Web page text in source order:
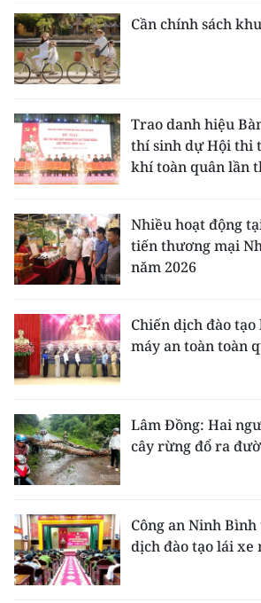
Cần chính sách
Trao danh hiệu
thí sinh dự Hội thi
khí toàn quân lần
Nhiều hoạt động
tiến thương mại
năm 2026
Chiến dịch đào
máy an toàn toàn
Lâm Đồng: Hai
cây rừng đổ ra
Công an Ninh
dịch đào tạo lái xe